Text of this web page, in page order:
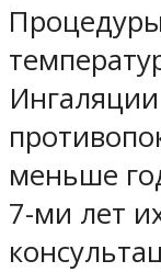
меньше
7-ми лет